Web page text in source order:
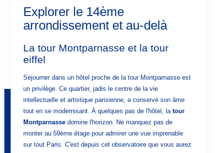
Explorer le 14ème
arrondissement et au-delà
La tour Montparnasse et la tour
eiffel
Séjourner dans un hôtel proche de la tour Montparnasse est
un privilège. Ce quartier, jadis le centre de la vie
intellectuelle et artistique parisienne, a conservé son âme
tout en se modernisant. À quelques pas de l'hôtel, latour
Montparnasse domine l'horizon. Ne manquez pas de
monter au 59ème étage pour admirer une vue imprenable
sur tout Paris. C'est depuis cet observatoire que vous aurez
ACCUEIL